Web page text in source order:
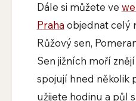
Dále si můžete ve
Praha objednat celý
Růžový sen,
Sen jižních moří
spojují hned několik
užijete hodinu a půl